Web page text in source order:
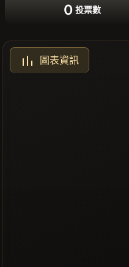
0 投票數
圖表資訊